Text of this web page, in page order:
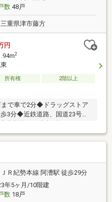
数48戸
三重県津市藤方
円
2
所有権
2階以上
で車で2分◆ドラッグストア
3分◆近鉄道路、国道23号線
小学校まで徒歩6分
ＪＲ紀勢本線 阿漕駅 徒歩29分
年5ヶ月/10階建
数18戸